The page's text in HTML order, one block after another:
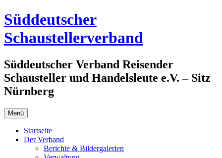
Zum
Inhalt
springen
Süddeutscher
Schaustellerverband
Süddeutscher Verband Reisender
Schausteller und Handelsleute e.V. – Sitz
Nürnberg
Menü
Startseite
Der Verband
Berichte & Bildergalerien